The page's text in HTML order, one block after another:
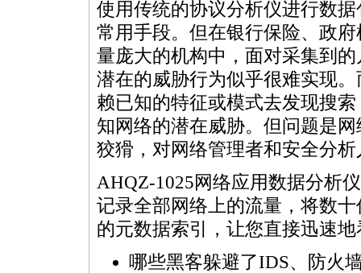
使用传统的协议分析仪进行数据
常用手段。但在银行保险、政
量庞大的机构中，面对采集到
潜在的威胁行为似乎很难实现
赖已知的特征或模式去发现搜
知网络的潜在威胁。但问题是
狡猾，对网络管理者和安全分
AHQZ-1025网络应用数据分析
记录全部网络上的流量，将数
的元数据索引，让您直接迅速
哪些黑客躲避了IDS、防火